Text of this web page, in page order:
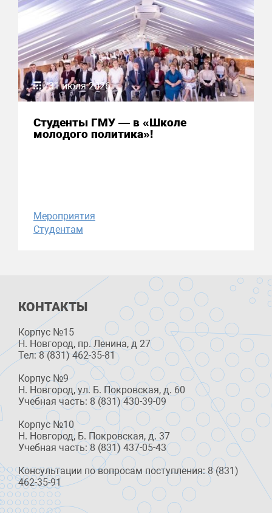
31 июля 2026
Студенты ГМУ — в «Школе
молодого политика»!
Мероприятия
Студентам
КОНТАКТЫ
Корпус №15
Н. Новгород, пр. Ленина, д 27
Тел: 8 (831) 462-35-81
Корпус №9
Н. Новгород, ул. Б. Покровская, д. 60
Учебная часть: 8 (831) 430-39-09
Корпус №10
Н. Новгород, Б. Покровская, д. 37
Учебная часть: 8 (831) 437-05-43
Консультации по вопросам поступления: 8 (831)
462-35-91